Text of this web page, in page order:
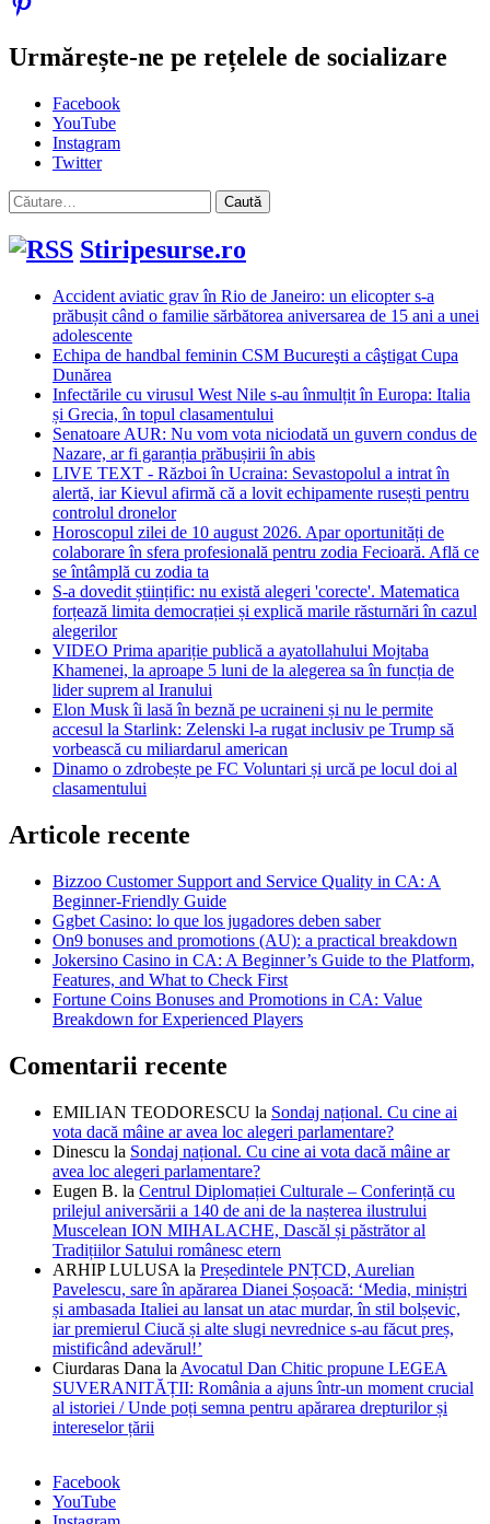
Urmărește-ne pe rețelele de socializare
Facebook
YouTube
Instagram
Twitter
Caută
după:
Stiripesurse.ro
Accident aviatic grav în Rio de Janeiro: un elicopter s-a
prăbușit când o familie sărbătorea aniversarea de 15 ani a unei
adolescente
Echipa de handbal feminin CSM Bucureşti a câştigat Cupa
Dunărea
Infectările cu virusul West Nile s-au înmulțit în Europa: Italia
și Grecia, în topul clasamentului
Senatoare AUR: Nu vom vota niciodată un guvern condus de
Nazare, ar fi garanția prăbușirii în abis
LIVE TEXT - Război în Ucraina: Sevastopolul a intrat în
alertă, iar Kievul afirmă că a lovit echipamente rusești pentru
controlul dronelor
Horoscopul zilei de 10 august 2026. Apar oportunități de
colaborare în sfera profesională pentru zodia Fecioară. Află ce
se întâmplă cu zodia ta
S-a dovedit științific: nu există alegeri 'corecte'. Matematica
forțează limita democrației și explică marile răsturnări în cazul
alegerilor
VIDEO Prima apariție publică a ayatollahului Mojtaba
Khamenei, la aproape 5 luni de la alegerea sa în funcția de
lider suprem al Iranului
Elon Musk îi lasă în beznă pe ucraineni și nu le permite
accesul la Starlink: Zelenski l-a rugat inclusiv pe Trump să
vorbească cu miliardarul american
Dinamo o zdrobește pe FC Voluntari și urcă pe locul doi al
clasamentului
Articole recente
Bizzoo Customer Support and Service Quality in CA: A
Beginner-Friendly Guide
Ggbet Casino: lo que los jugadores deben saber
On9 bonuses and promotions (AU): a practical breakdown
Jokersino Casino in CA: A Beginner’s Guide to the Platform,
Features, and What to Check First
Fortune Coins Bonuses and Promotions in CA: Value
Breakdown for Experienced Players
Comentarii recente
EMILIAN TEODORESCU la Sondaj național. Cu cine ai
vota dacă mâine ar avea loc alegeri parlamentare?
Dinescu la Sondaj național. Cu cine ai vota dacă mâine ar
avea loc alegeri parlamentare?
Eugen B. la Centrul Diplomației Culturale – Conferință cu
prilejul aniversării a 140 de ani de la nașterea ilustrului
Muscelean ION MIHALACHE, Dascăl și păstrător al
Tradițiilor Satului românesc etern
ARHIP LULUSA la Președintele PNȚCD, Aurelian
Pavelescu, sare în apărarea Dianei Șoșoacă: ‘Media, miniștri
și ambasada Italiei au lansat un atac murdar, în stil bolșevic,
iar premierul Ciucă și alte slugi nevrednice s-au făcut preș,
mistificând adevărul!’
Ciurdaras Dana la Avocatul Dan Chitic propune LEGEA
SUVERANITĂȚII: România a ajuns într-un moment crucial
al istoriei / Unde poți semna pentru apărarea drepturilor și
intereselor țării
Facebook
YouTube